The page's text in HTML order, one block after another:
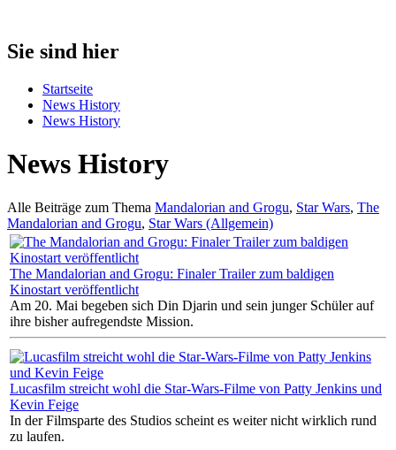
Sie sind hier
Startseite
News History
News History
News History
Alle Beiträge zum Thema Mandalorian and Grogu, Star Wars, The
Mandalorian and Grogu, Star Wars (Allgemein)
The Mandalorian and Grogu: Finaler Trailer zum baldigen
Kinostart veröffentlicht
Am 20. Mai begeben sich Din Djarin und sein junger Schüler auf
ihre bisher aufregendste Mission.
Lucasfilm streicht wohl die Star-Wars-Filme von Patty Jenkins und
Kevin Feige
In der Filmsparte des Studios scheint es weiter nicht wirklich rund
zu laufen.